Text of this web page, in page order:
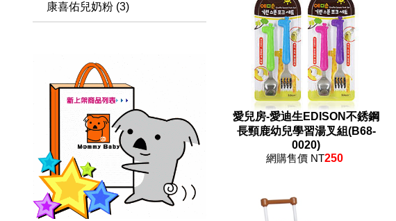
愛兒房-愛迪生EDISON不銹鋼
長頸鹿幼兒學習湯叉組(B68-
0020)
網購售價 NT250
康喜佑兒奶粉 (3)